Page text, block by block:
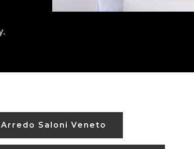
.
Arredo Saloni Veneto